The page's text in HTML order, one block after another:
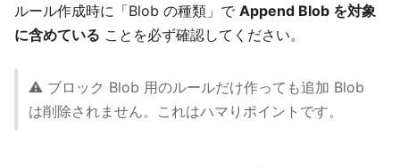
ルール作成時に「Blob の種類」で Append Blob を対象
に含めている ことを必ず確認してください。
⚠️ ブロック Blob 用のルールだけ作っても追加 Blob
は削除されません。これはハマりポイントです。